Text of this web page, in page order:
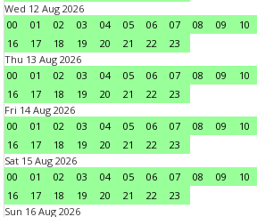
Wed 12 Aug 2026
00
01 02 03 04 05 06 07 08 09 10
16
17 18 19 20 21 22
23
Thu 13 Aug 2026
00
01 02 03 04 05 06 07 08 09 10
16
17 18 19 20 21 22
23
Fri 14 Aug 2026
00
01 02 03 04 05 06 07 08 09 10
16
17 18 19 20 21 22
23
Sat 15 Aug 2026
00
01 02 03 04 05 06 07 08 09 10
16
17 18 19 20 21 22
23
Sun 16 Aug 2026